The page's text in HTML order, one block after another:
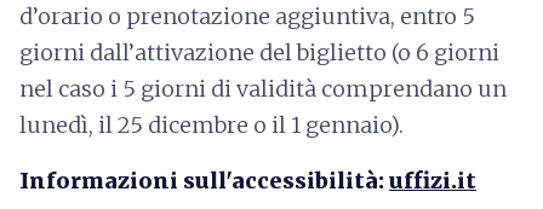
d’orario o prenotazione aggiuntiva, entro 5
giorni dall’attivazione del biglietto (o 6 giorni
nel caso i 5 giorni di validità comprendano un
lunedì, il 25 dicembre o il 1 gennaio).
Informazioni sull'accessibilità:uffizi.it